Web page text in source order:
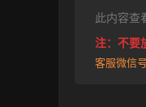
此内容查
注：不要
客服微信号